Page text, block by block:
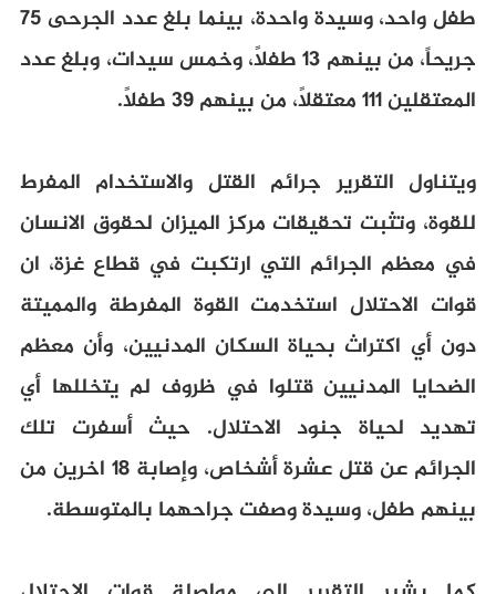
طفل واحد، وسيدة واحدة، بينما بلغ عدد الجرحى 75
جريحاً، من بينهم 13 طفلاً، وخمس سيدات، وبلغ عدد
المعتقلين 111 معتقلاً، من بينهم 39 طفلاً.
ويتناول التقرير جرائم القتل والاستخدام المفرط
للقوة، وتثبت تحقيقات مركز الميزان لحقوق الانسان
في معظم الجرائم التي ارتكبت في قطاع غزة، ان
قوات الاحتلال استخدمت القوة المفرطة والمميتة
دون أي اكتراث بحياة السكان المدنيين، وأن معظم
الضحايا المدنيين قتلوا في ظروف لم يتخللها أي
تهديد لحياة جنود الاحتلال. حيث أسفرت تلك
الجرائم عن قتل عشرة أشخاص، وإصابة 18 اخرين من
بينهم طفل، وسيدة وصفت جراحهما بالمتوسطة.